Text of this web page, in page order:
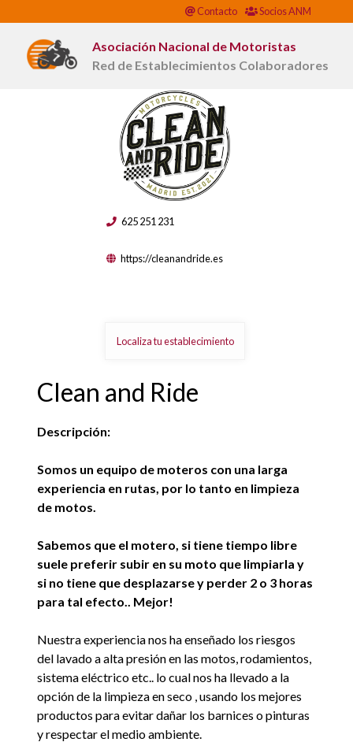
Contacto Socios ANM
Asociación Nacional de Motoristas
Red de Establecimientos Colaboradores
625 251 231
https://cleanandride.es
Localiza tu establecimiento
Clean and Ride
Descripción:
Somos un equipo de moteros con una larga
experiencia en rutas, por lo tanto en limpieza
de motos.
Sabemos que el motero, si tiene tiempo libre
suele preferir subir en su moto que limpiarla y
si no tiene que desplazarse y perder 2 o 3 horas
para tal efecto.. Mejor!
Nuestra experiencia nos ha enseñado los riesgos
del lavado a alta presión en las motos, rodamientos,
sistema eléctrico etc.. lo cual nos ha llevado a la
opción de la limpieza en seco , usando los mejores
productos para evitar dañar los barnices o pinturas
y respectar el medio ambiente.